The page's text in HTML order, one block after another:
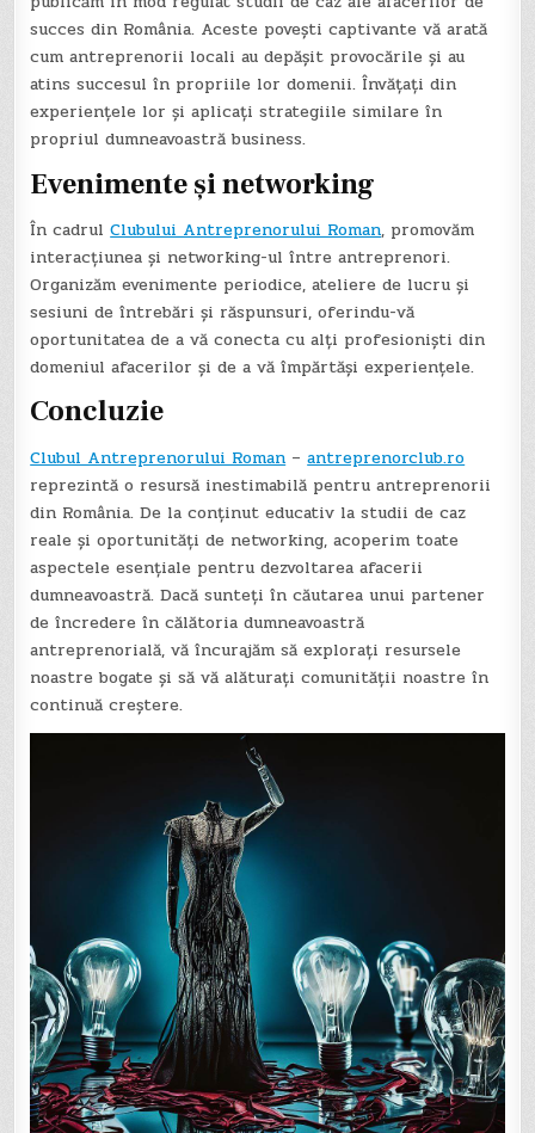
succes din România. Aceste povești captivante vă arată
cum antreprenorii locali au depășit provocările și au
atins succesul în propriile lor domenii. Învățați din
experiențele lor și aplicați strategiile similare în
propriul dumneavoastră business.
Evenimente și networking
În cadrulClubului Antreprenorului Roman, promovăm
interacțiunea și networking-ul între antreprenori.
Organizăm evenimente periodice, ateliere de lucru și
sesiuni de întrebări și răspunsuri, oferindu-vă
oportunitatea de a vă conecta cu alți profesioniști din
domeniul afacerilor și de a vă împărtăși experiențele.
Concluzie
Clubul Antreprenorului Roman –antreprenorclub.ro
reprezintă o resursă inestimabilă pentru antreprenorii
din România. De la conținut educativ la studii de caz
reale și oportunități de networking, acoperim toate
aspectele esențiale pentru dezvoltarea afacerii
dumneavoastră. Dacă sunteți în căutarea unui partener
de încredere în călătoria dumneavoastră
antreprenorială, vă încurajăm să explorați resursele
noastre bogate și să vă alăturați comunității noastre în
continuă creștere.